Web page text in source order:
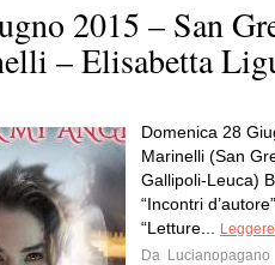
2015 – San
– Elisabetta
Domenica 28
Marinelli (San
Gallipoli-Leuca)
“Incontri
“Letture...
Da Lucianopagano